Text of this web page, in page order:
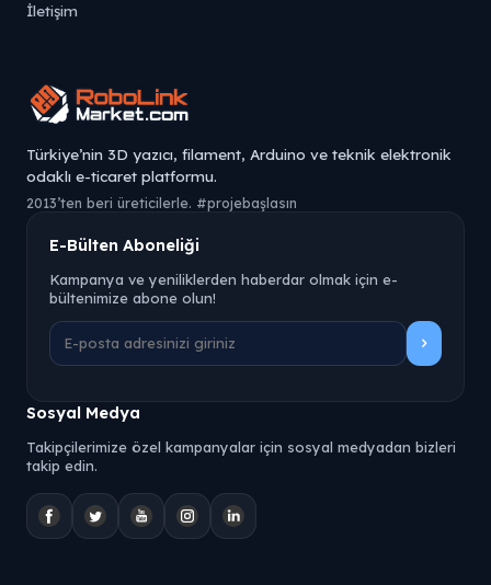
İletişim
Türkiye’nin 3D yazıcı, filament, Arduino ve teknik elektronik
odaklı e-ticaret platformu.
2013’ten beri üreticilerle. #projebaşlasın
E-Bülten Aboneliği
Kampanya ve yeniliklerden haberdar olmak için e-
bültenimize abone olun!
Sosyal Medya
Takipçilerimize özel kampanyalar için sosyal medyadan bizleri
takip edin.